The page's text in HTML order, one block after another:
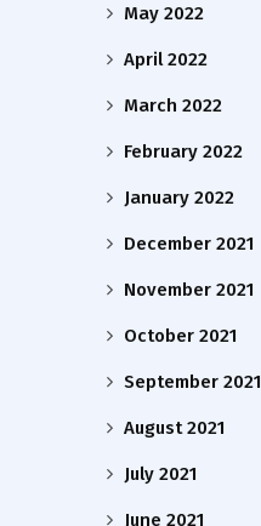
May 2022
April 2022
March 2022
February 2022
January 2022
December 2021
November 2021
October 2021
September 2021
August 2021
July 2021
June 2021